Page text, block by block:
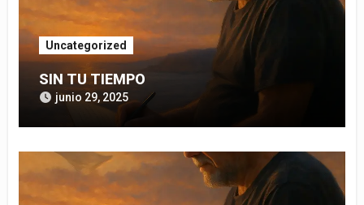
Uncategorized
SIN TU TIEMPO
junio 29, 2025